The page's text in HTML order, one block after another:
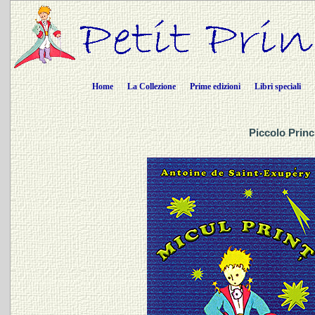
Home La Collezione Prime edizioni Libri speciali
Piccolo